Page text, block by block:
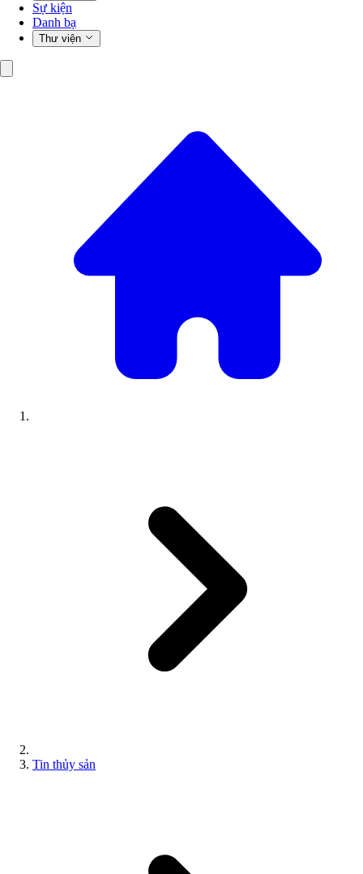
Sự kiện
Danh bạ
Thư viện
Tin thủy sản